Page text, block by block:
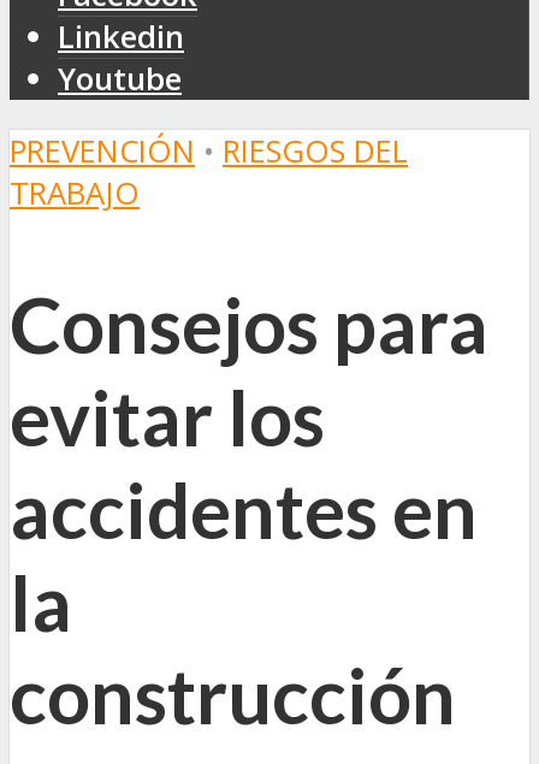
Linkedin
Youtube
PREVENCIÓN • RIESGOS DEL
TRABAJO
Consejos para
evitar los
accidentes en
la
construcción